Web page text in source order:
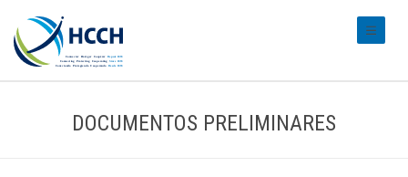
DOCUMENTOS PRELIMINARES